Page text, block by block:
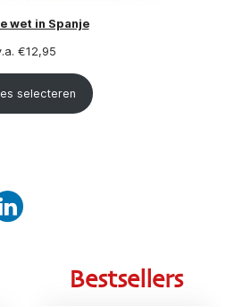
wet in Spanje
€12,95
selecteren
Bestsellers